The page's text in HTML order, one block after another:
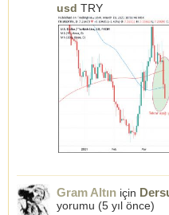
usd TRY
Gram Altın için
yorumu (5 yıl önce)